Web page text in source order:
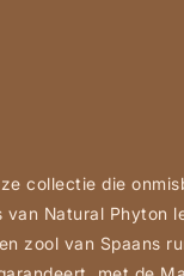
collectie die
van Natural Phyton
zool van Spaans